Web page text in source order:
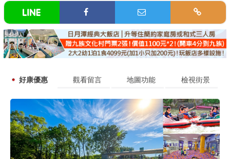
好康優惠 觀看留言 地圖功能 檢視街景